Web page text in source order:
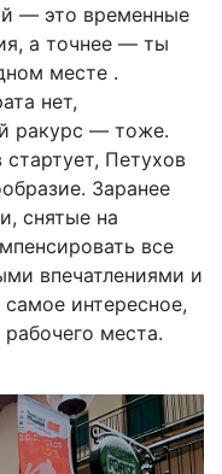
— это временные
а точнее — ты
месте .
нет,
ракурс — тоже.
Петухов
Заранее
снятые на
все
впечатлениями и
интересное,
места.